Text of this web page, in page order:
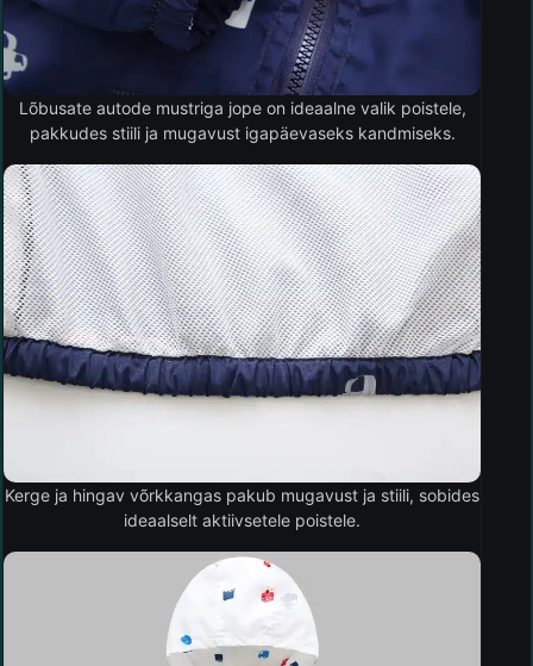
Lõbusate autode mustriga jope on ideaalne valik poistele,
pakkudes stiili ja mugavust igapäevaseks kandmiseks.
Kerge ja hingav võrkkangas pakub mugavust ja stiili, sobides
ideaalselt aktiivsetele poistele.